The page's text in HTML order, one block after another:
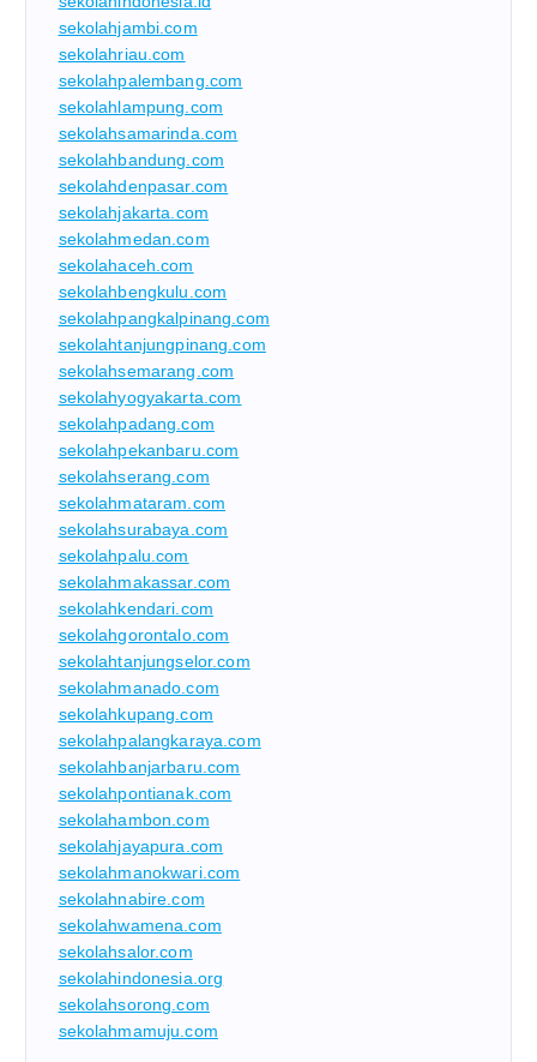
sekolahjambi.com
sekolahriau.com
sekolahpalembang.com
sekolahlampung.com
sekolahsamarinda.com
sekolahbandung.com
sekolahdenpasar.com
sekolahjakarta.com
sekolahmedan.com
sekolahaceh.com
sekolahbengkulu.com
sekolahpangkalpinang.com
sekolahtanjungpinang.com
sekolahsemarang.com
sekolahyogyakarta.com
sekolahpadang.com
sekolahpekanbaru.com
sekolahserang.com
sekolahmataram.com
sekolahsurabaya.com
sekolahpalu.com
sekolahmakassar.com
sekolahkendari.com
sekolahgorontalo.com
sekolahtanjungselor.com
sekolahmanado.com
sekolahkupang.com
sekolahpalangkaraya.com
sekolahbanjarbaru.com
sekolahpontianak.com
sekolahambon.com
sekolahjayapura.com
sekolahmanokwari.com
sekolahnabire.com
sekolahwamena.com
sekolahsalor.com
sekolahindonesia.org
sekolahsorong.com
sekolahmamuju.com